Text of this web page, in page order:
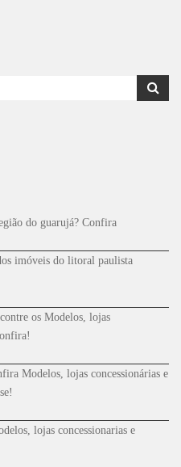
do guarujá? Confira
imóveis do litoral paulista
os Modelos, lojas
Modelos, lojas concessionárias e
lojas concessionarias e